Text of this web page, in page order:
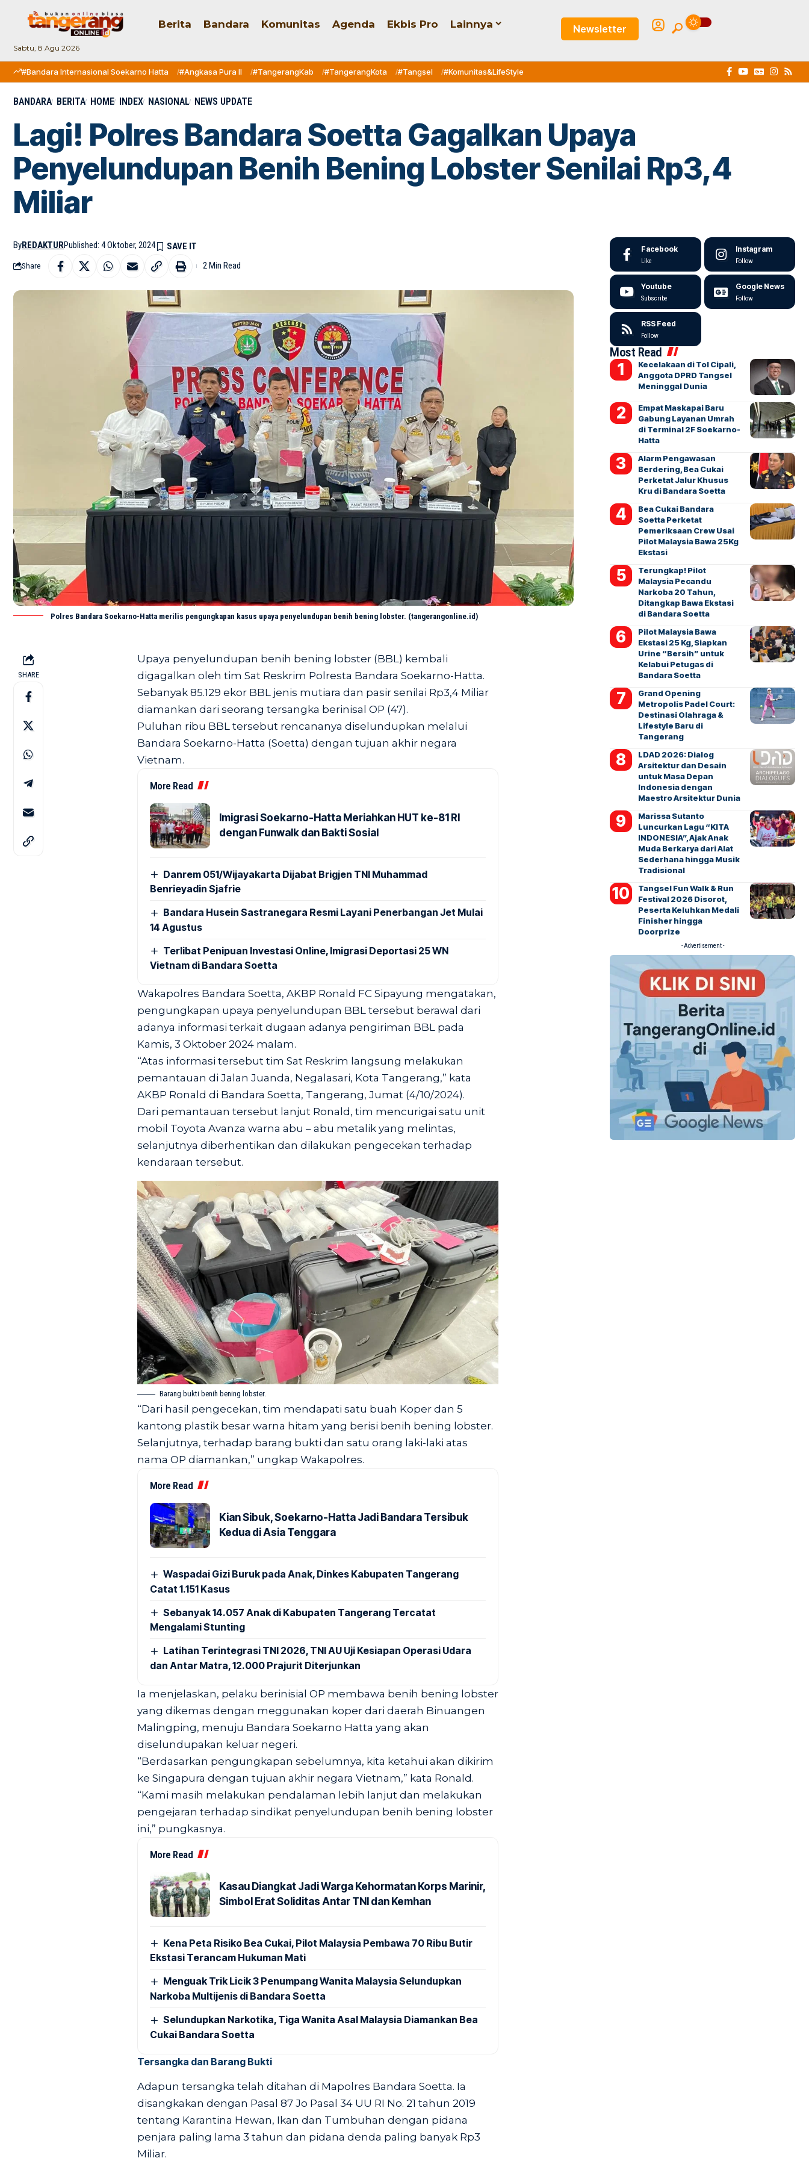
Sabtu, 8 Agu 2026
Berita Bandara Komunitas Agenda Ekbis Pro Lainnya Newsletter
#Bandara Internasional Soekarno Hatta #Angkasa Pura II #TangerangKab #TangerangKota #Tangsel #Komunitas&LifeStyle
BANDARA BERITA HOME INDEX NASIONAL NEWS UPDATE
Lagi! Polres Bandara Soetta Gagalkan Upaya
Penyelundupan Benih Bening Lobster Senilai Rp3,4
Miliar
ByREDAKTURPublished: 4 Oktober, 2024
Share 2 Min Read
Polres Bandara Soekarno-Hatta merilis pengungkapan kasus upaya penyelundupan benih bening lobster. (tangerangonline.id)
SHARE
Upaya penyelundupan benih bening lobster (BBL) kembali
digagalkan oleh tim Sat Reskrim Polresta Bandara Soekarno-Hatta.
Sebanyak 85.129 ekor BBL jenis mutiara dan pasir senilai Rp3,4 Miliar
diamankan dari seorang tersangka berinisal OP (47).
Puluhan ribu BBL tersebut rencananya diselundupkan melalui
Bandara Soekarno-Hatta (Soetta) dengan tujuan akhir negara
Vietnam.
More Read
Imigrasi Soekarno-Hatta Meriahkan HUT ke-81 RI
dengan Funwalk dan Bakti Sosial
Danrem 051/Wijayakarta Dijabat Brigjen TNI Muhammad
Benrieyadin Sjafrie
Bandara Husein Sastranegara Resmi Layani Penerbangan Jet Mulai
14 Agustus
Terlibat Penipuan Investasi Online, Imigrasi Deportasi 25 WN
Vietnam di Bandara Soetta
Wakapolres Bandara Soetta, AKBP Ronald FC Sipayung mengatakan,
pengungkapan upaya penyelundupan BBL tersebut berawal dari
adanya informasi terkait dugaan adanya pengiriman BBL pada
Kamis, 3 Oktober 2024 malam.
“Atas informasi tersebut tim Sat Reskrim langsung melakukan
pemantauan di Jalan Juanda, Negalasari, Kota Tangerang,” kata
AKBP Ronald di Bandara Soetta, Tangerang, Jumat (4/10/2024).
Dari pemantauan tersebut lanjut Ronald, tim mencurigai satu unit
mobil Toyota Avanza warna abu – abu metalik yang melintas,
selanjutnya diberhentikan dan dilakukan pengecekan terhadap
kendaraan tersebut.
Barang bukti benih bening lobster.
“Dari hasil pengecekan, tim mendapati satu buah Koper dan 5
kantong plastik besar warna hitam yang berisi benih bening lobster.
Selanjutnya, terhadap barang bukti dan satu orang laki-laki atas
nama OP diamankan,” ungkap Wakapolres.
More Read
Kian Sibuk, Soekarno-Hatta Jadi Bandara Tersibuk
Kedua di Asia Tenggara
Waspadai Gizi Buruk pada Anak, Dinkes Kabupaten Tangerang
Catat 1.151 Kasus
Sebanyak 14.057 Anak di Kabupaten Tangerang Tercatat
Mengalami Stunting
Latihan Terintegrasi TNI 2026, TNI AU Uji Kesiapan Operasi Udara
dan Antar Matra, 12.000 Prajurit Diterjunkan
Ia menjelaskan, pelaku berinisial OP membawa benih bening lobster
yang dikemas dengan meggunakan koper dari daerah Binuangen
Malingping, menuju Bandara Soekarno Hatta yang akan
diselundupakan keluar negeri.
“Berdasarkan pengungkapan sebelumnya, kita ketahui akan dikirim
ke Singapura dengan tujuan akhir negara Vietnam,” kata Ronald.
“Kami masih melakukan pendalaman lebih lanjut dan melakukan
pengejaran terhadap sindikat penyelundupan benih bening lobster
ini,” pungkasnya.
More Read
Kasau Diangkat Jadi Warga Kehormatan Korps Marinir,
Simbol Erat Soliditas Antar TNI dan Kemhan
Kena Peta Risiko Bea Cukai, Pilot Malaysia Pembawa 70 Ribu Butir
Ekstasi Terancam Hukuman Mati
Menguak Trik Licik 3 Penumpang Wanita Malaysia Selundupkan
Narkoba Multijenis di Bandara Soetta
Selundupkan Narkotika, Tiga Wanita Asal Malaysia Diamankan Bea
Cukai Bandara Soetta
Tersangka dan Barang Bukti
Adapun tersangka telah ditahan di Mapolres Bandara Soetta. Ia
disangkakan dengan Pasal 87 Jo Pasal 34 UU RI No. 21 tahun 2019
tentang Karantina Hewan, Ikan dan Tumbuhan dengan pidana
penjara paling lama 3 tahun dan pidana denda paling banyak Rp3
Miliar.
Facebook
Like
Instagram
Follow
Youtube
Subscribe
Google News
Follow
RSS Feed
Follow
Most Read
Kecelakaan di Tol Cipali,
Anggota DPRD Tangsel
Meninggal Dunia
Empat Maskapai Baru
Gabung Layanan Umrah
di Terminal 2F Soekarno-
Hatta
Alarm Pengawasan
Berdering, Bea Cukai
Perketat Jalur Khusus
Kru di Bandara Soetta
Bea Cukai Bandara
Soetta Perketat
Pemeriksaan Crew Usai
Pilot Malaysia Bawa 25Kg
Ekstasi
Terungkap! Pilot
Malaysia Pecandu
Narkoba 20 Tahun,
Ditangkap Bawa Ekstasi
di Bandara Soetta
Pilot Malaysia Bawa
Ekstasi 25 Kg, Siapkan
Urine “Bersih” untuk
Kelabui Petugas di
Bandara Soetta
Grand Opening
Metropolis Padel Court:
Destinasi Olahraga &
Lifestyle Baru di
Tangerang
LDAD 2026: Dialog
Arsitektur dan Desain
untuk Masa Depan
Indonesia dengan
Maestro Arsitektur Dunia
Marissa Sutanto
Luncurkan Lagu “KITA
INDONESIA”, Ajak Anak
Muda Berkarya dari Alat
Sederhana hingga Musik
Tradisional
Tangsel Fun Walk & Run
Festival 2026 Disorot,
Peserta Keluhkan Medali
Finisher hingga
Doorprize
- Advertisement -